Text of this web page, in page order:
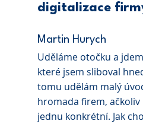
digitalizace
Martin Hurych
Uděláme otočku a
které jsem sliboval
tomu udělám malý
hromada firem, ačkoliv
jednu konkrétní. Jak